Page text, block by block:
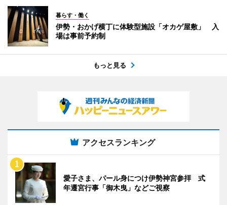
暮らす・働く
伊勢・おかげ横丁に体験型施設「オカゲ屋敷」 入
場は事前予約制
もっと見る
アクセスランキング
愛子さま、パール身につけ伊勢神宮参拝 式
年遷宮行事「御木曳」などご視察